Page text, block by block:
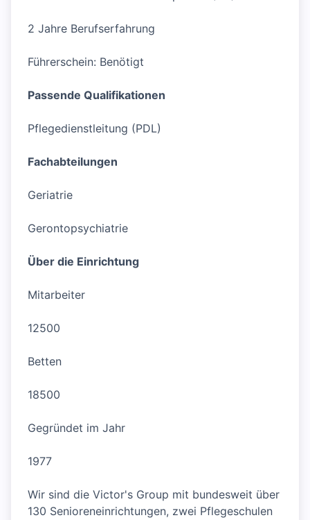
2 Jahre Berufserfahrung
Führerschein: Benötigt
Passende Qualifikationen
Pflegedienstleitung (PDL)
Fachabteilungen
Geriatrie
Gerontopsychiatrie
Über die Einrichtung
Mitarbeiter
12500
Betten
18500
Gegründet im Jahr
1977
Wir sind die Victor's Group mit bundesweit über
130 Senioreneinrichtungen, zwei Pflegeschulen